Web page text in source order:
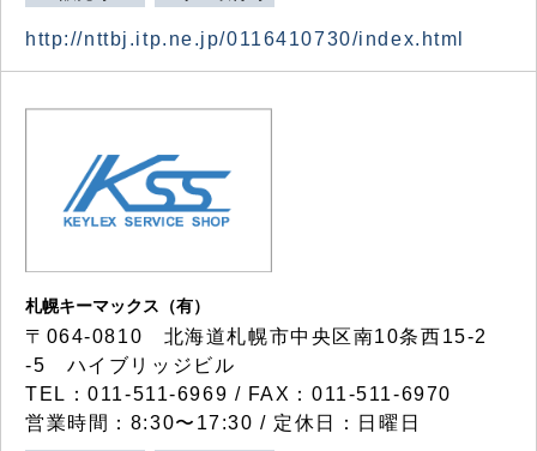
http://nttbj.itp.ne.jp/0116410730/index.html
札幌キーマックス（有）
〒064-0810 北海道札幌市中央区南10条西15-2
-5 ハイブリッジビル
TEL：011-511-6969 / FAX：011-511-6970
営業時間：8:30〜17:30 / 定休日：日曜日